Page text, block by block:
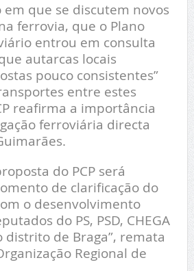
que se discutem novos
ferrovia, que o Plano
entrou em consulta
autarcas locais
pouco consistentes”
entre estes
reafirma a importância
ferroviária directa
do PCP será
de clarificação do
o desenvolvimento
do PS, PSD, CHEGA
distrito de Braga”, remata
Regional de